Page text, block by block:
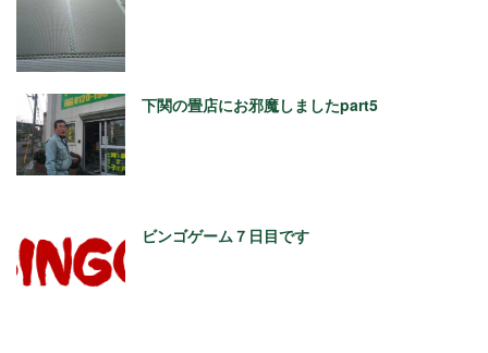
下関の畳店にお邪魔しましたpart5
ビンゴゲーム７日目です